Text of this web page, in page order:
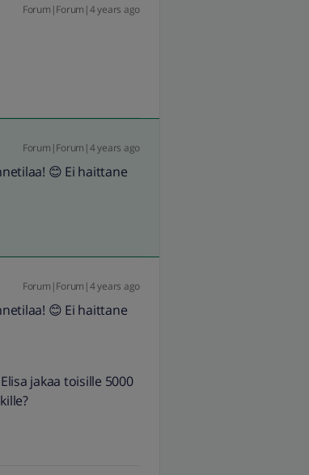
Forum|Forum|4 years ago
Forum|Forum|4 years ago
😊 Ei haittane
Forum|Forum|4 years ago
😊 Ei haittane
jakaa toisille 5000